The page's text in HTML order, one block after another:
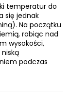
temperatur do
się jednak
Na początku
robiąc nad
wysokości,
podczas